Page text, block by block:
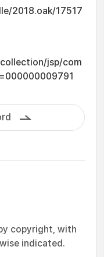
2018.oak/17517
jsp/com
copyright, with
indicated.